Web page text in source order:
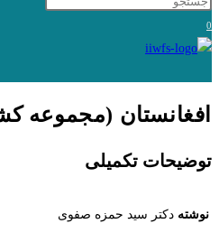
0
افغانستان (مجموعه
توضیحات تکمیلی
نوشته دکتر سید حمزه صفوی